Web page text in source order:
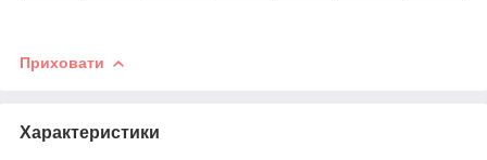
Приховати
Характеристики